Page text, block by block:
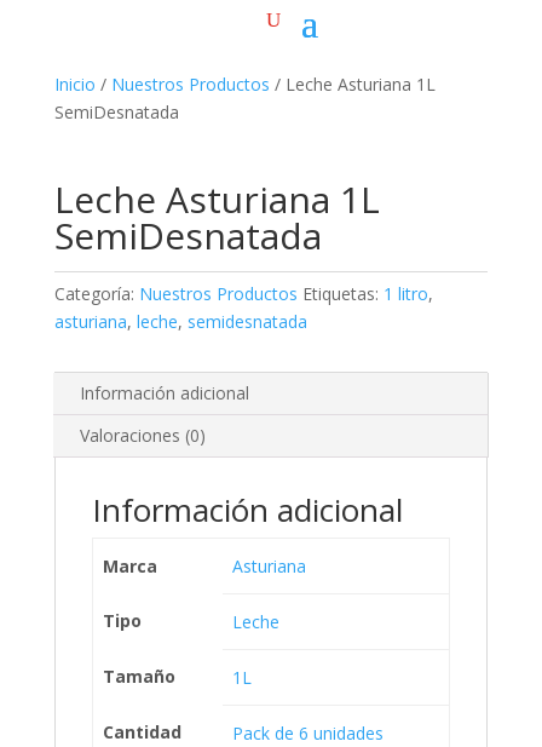
Inicio / Nuestros Productos / Leche Asturiana 1L
SemiDesnatada
Leche Asturiana 1L
SemiDesnatada
Categoría: Nuestros Productos Etiquetas: 1 litro,
asturiana, leche, semidesnatada
Información adicional
Valoraciones (0)
Información adicional
Marca Asturiana
Tipo Leche
Tamaño 1L
Cantidad Pack de 6 unidades